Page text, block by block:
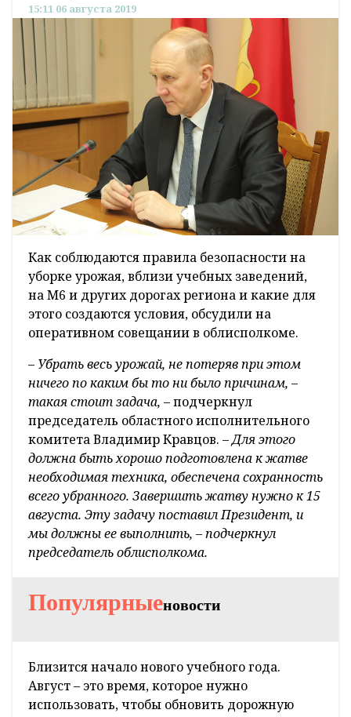
15:11 06 августа 2019
Как соблюдаются правила безопасности на
уборке урожая, вблизи учебных заведений,
на М6 и других дорогах региона и какие для
этого создаются условия, обсудили на
оперативном совещании в облисполкоме.
– Убрать весь урожай, не потеряв при этом
ничего по каким бы то ни было причинам, –
такая стоит задача, – подчеркнул
председатель областного исполнительного
комитета Владимир Кравцов. –Для этого
должна быть хорошо подготовлена к жатве
необходимая техника, обеспечена сохранность
всего убранного. Завершить жатву нужно к 15
августа. Эту задачу поставил Президент, и
мы должны ее выполнить, – подчеркнул
председатель облисполкома.
Популярныеновости
Близится начало нового учебного года.
Август – это время, которое нужно
использовать, чтобы обновить дорожную